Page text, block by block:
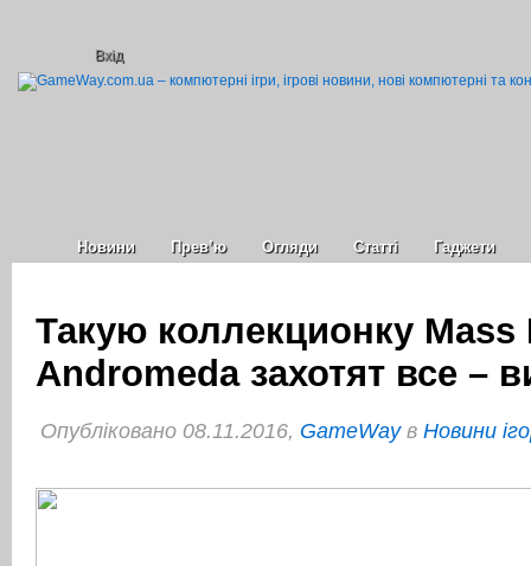
Вхід
Новини Прев’ю Огляди Статті Гаджети
Такую коллекционку Mass
Andromeda захотят все –
Опубліковано 08.11.2016, GameWayв Новини